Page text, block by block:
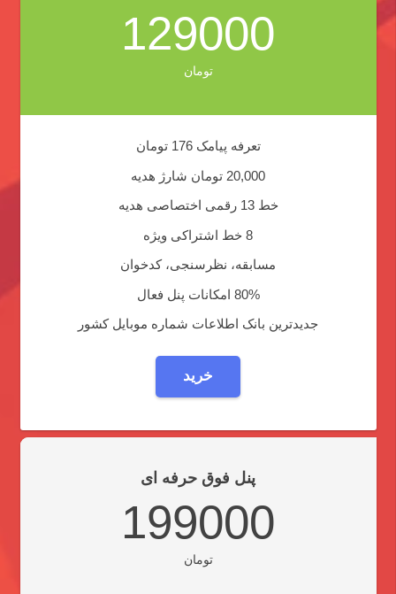
129000
تومان
تعرفه پیامک 176 تومان
20,000 تومان شارژ هدیه
خط 13 رقمی اختصاصی هدیه
8 خط اشتراکی ویژه
مسابقه، نظرسنجی، کدخوان
80% امکانات پنل فعال
جدیدترین بانک اطلاعات شماره موبایل کشور
خرید
پنل فوق حرفه ای
199000
تومان